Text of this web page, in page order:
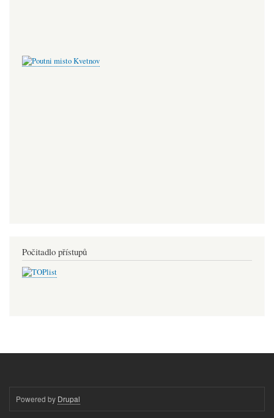
Počitadlo přístupů
Powered by Drupal